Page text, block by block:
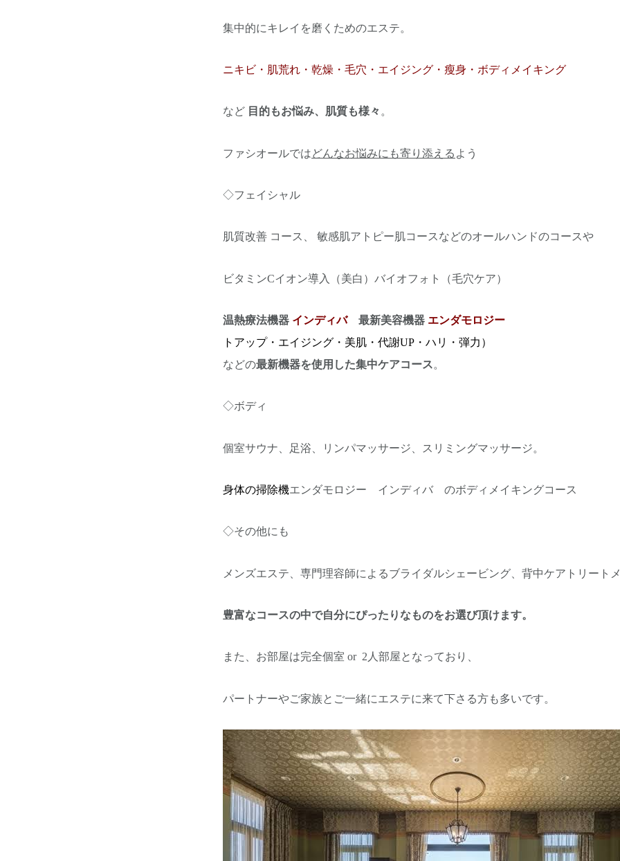
集中的にキレイを磨くためのエステ。
ニキビ・肌荒れ・乾燥・毛穴・エイジング・瘦身・ボディメイキング
など 目的もお悩み、肌質も様々。
ファシオールではどんなお悩みにも寄り添える よう
◇フェイシャル
肌質改善 コース、 敏感肌アトピー肌コースなどのオールハンドのコースや
ビタミンCイオン導入（美白） バイオフォト（毛穴ケア）
温熱療法機器 インディバ 最新美容機器 エンダモロジー
トアップ・エイジング・美肌・代謝UP・ハリ・弾力）
などの最新機器を使用した集中ケアコース。
◇ボディ
個室サウナ、足浴、リンパマッサージ、スリミングマッサージ。
身体の掃除機エンダモロジー インディバ のボディメイキングコース
◇その他にも
メンズエステ、 専門理容師によるブライダルシェービング、背中ケアトリー
豊富なコースの中で自分にぴったりなものをお選び頂けます。
また、お部屋は完全個室 or 2人部屋となっており、
パートナーやご家族とご一緒にエステに来て下さる方も多いです。